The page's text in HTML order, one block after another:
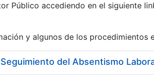
Público accediendo en el siguiente
y algunos de los procedimientos
del Absentismo